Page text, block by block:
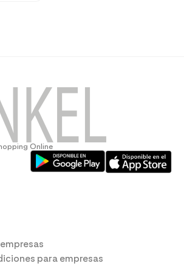
Online
para empresas